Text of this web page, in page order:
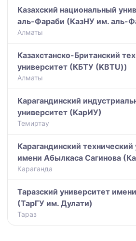
Казахский национальный
аль-Фараби (КазНУ им. аль-
Алматы
Казахстанско-Британский
университет (КБТУ (KBTU))
Алматы
Карагандинский
университет (КарИУ)
Темиртау
Карагандинский технический
имени Абылкаса Сагинова
Караганда
Таразский университет
(ТарГУ им. Дулати)
Тараз